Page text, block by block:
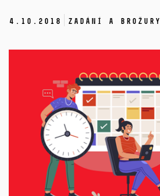
4. 10. 2018 Zadání a brožury